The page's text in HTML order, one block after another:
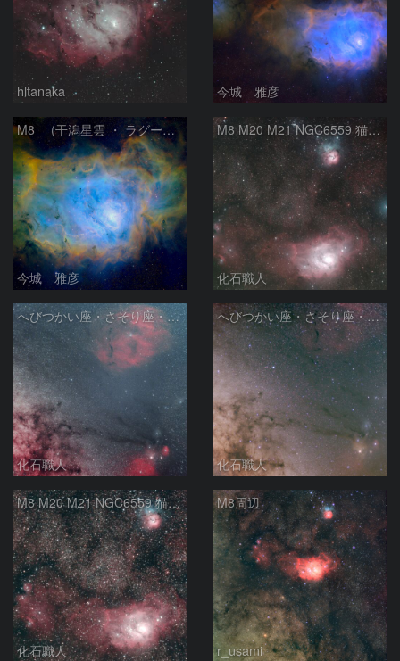
hltanaka 今城 雅彦
M8 (干潟星雲 ・ ラグーン（Lagoon）星雲)
今城 雅彦
M8 M20 M21 NGC6559 猫の手星雲 いて座
化石職人
へびつかい座・さそり座・いて座と天の川
化石職人
へびつかい座・さそり座・いて座と天の川
化石職人
M8 M20 M21 NGC6559 猫の手星雲 いて座
化石職人
M8周辺
r_usami